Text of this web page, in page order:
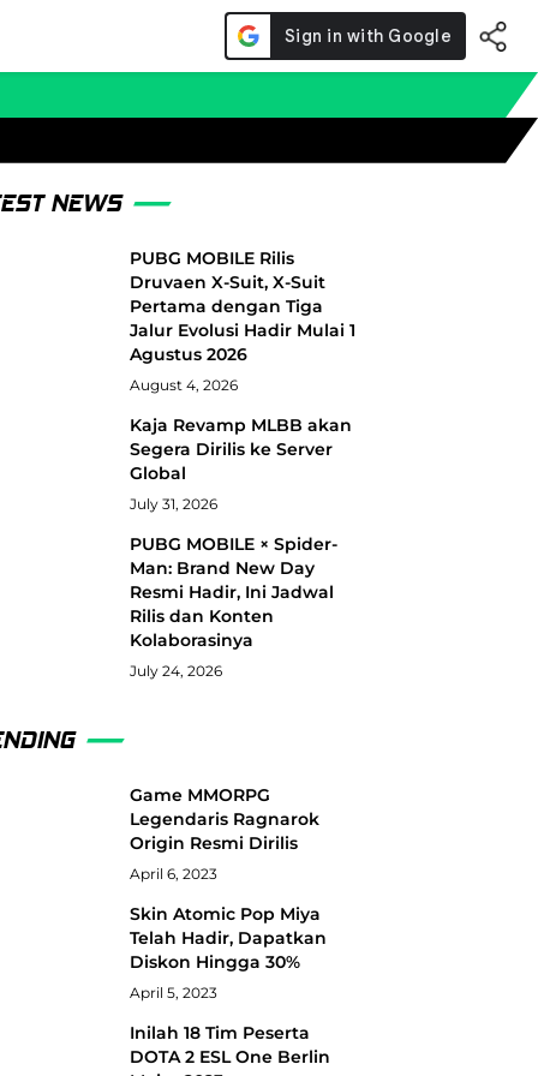
NEWS
PUBG MOBILE Rilis
Druvaen X-Suit, X-Suit
Pertama dengan Tiga
Jalur Evolusi Hadir Mulai 1
Agustus 2026
August 4, 2026
Kaja Revamp MLBB akan
Segera Dirilis ke Server
Global
July 31, 2026
PUBG MOBILE × Spider-
Man: Brand New Day
Resmi Hadir, Ini Jadwal
Rilis dan Konten
Kolaborasinya
July 24, 2026
Game MMORPG
Legendaris Ragnarok
Origin Resmi Dirilis
April 6, 2023
Skin Atomic Pop Miya
Telah Hadir, Dapatkan
Diskon Hingga 30%
April 5, 2023
Inilah 18 Tim Peserta
DOTA 2 ESL One Berlin